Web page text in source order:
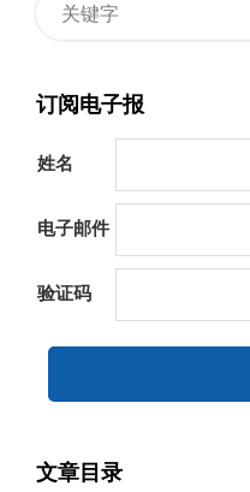
订阅电子报
姓名
电子邮件
验证码
文章目录